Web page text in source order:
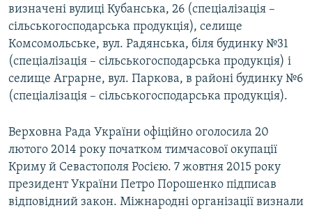
визначені вулиці Кубанська, 26 (спеціалізація –
сільськогосподарська продукція), селище
Комсомольське, вул. Радянська, біля будинку №31
(спеціалізація – сільськогосподарська продукція) і
селище Аграрне, вул. Паркова, в районі будинку №6
(спеціалізація – сільськогосподарська продукція).
Верховна Рада України офіційно оголосила 20
лютого 2014 року початком тимчасової окупації
Криму й Севастополя Росією. 7 жовтня 2015 року
президент України Петро Порошенко підписав
відповідний закон. Міжнародні організації визнали